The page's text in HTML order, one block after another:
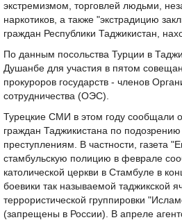
экстремизмом, торговлей людьми,
наркотиков, а также "экстрадицию
граждан Республики Таджикистан,
По данным посольства Турции в
Душанбе для участия в пятом
прокуроров государств - членов
сотрудничества (ОЭС).
Турецкие СМИ в этом году сообщали
граждан Таджикистана по подозрению
преступлениям. В частности, газета
стамбульскую полицию в феврале
католической церкви в Стамбуле в
боевики так называемой таджикской
террористической группировки
(запрещены в России). В апреле